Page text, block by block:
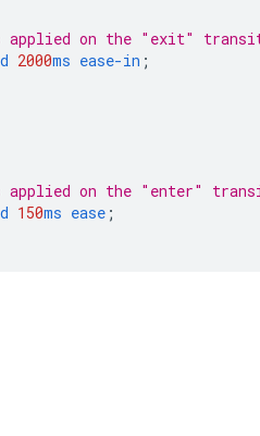
on the "exit"
2000ms ease-in ;
on the "enter"
150ms ease ;